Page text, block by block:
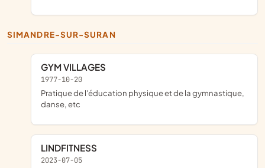
SIMANDRE-SUR-SURAN
GYM VILLAGES
1977-10-20
pratique de l'éducation physique et de la gymnastique,
danse, etc
LINDFITNESS
2023-07-05